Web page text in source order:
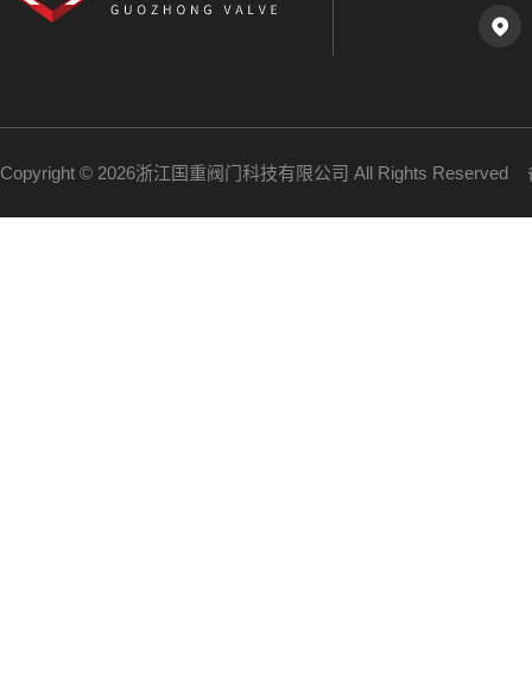
Copyright © 2026浙江国重阀门科技有限公司 All Rights Reserved